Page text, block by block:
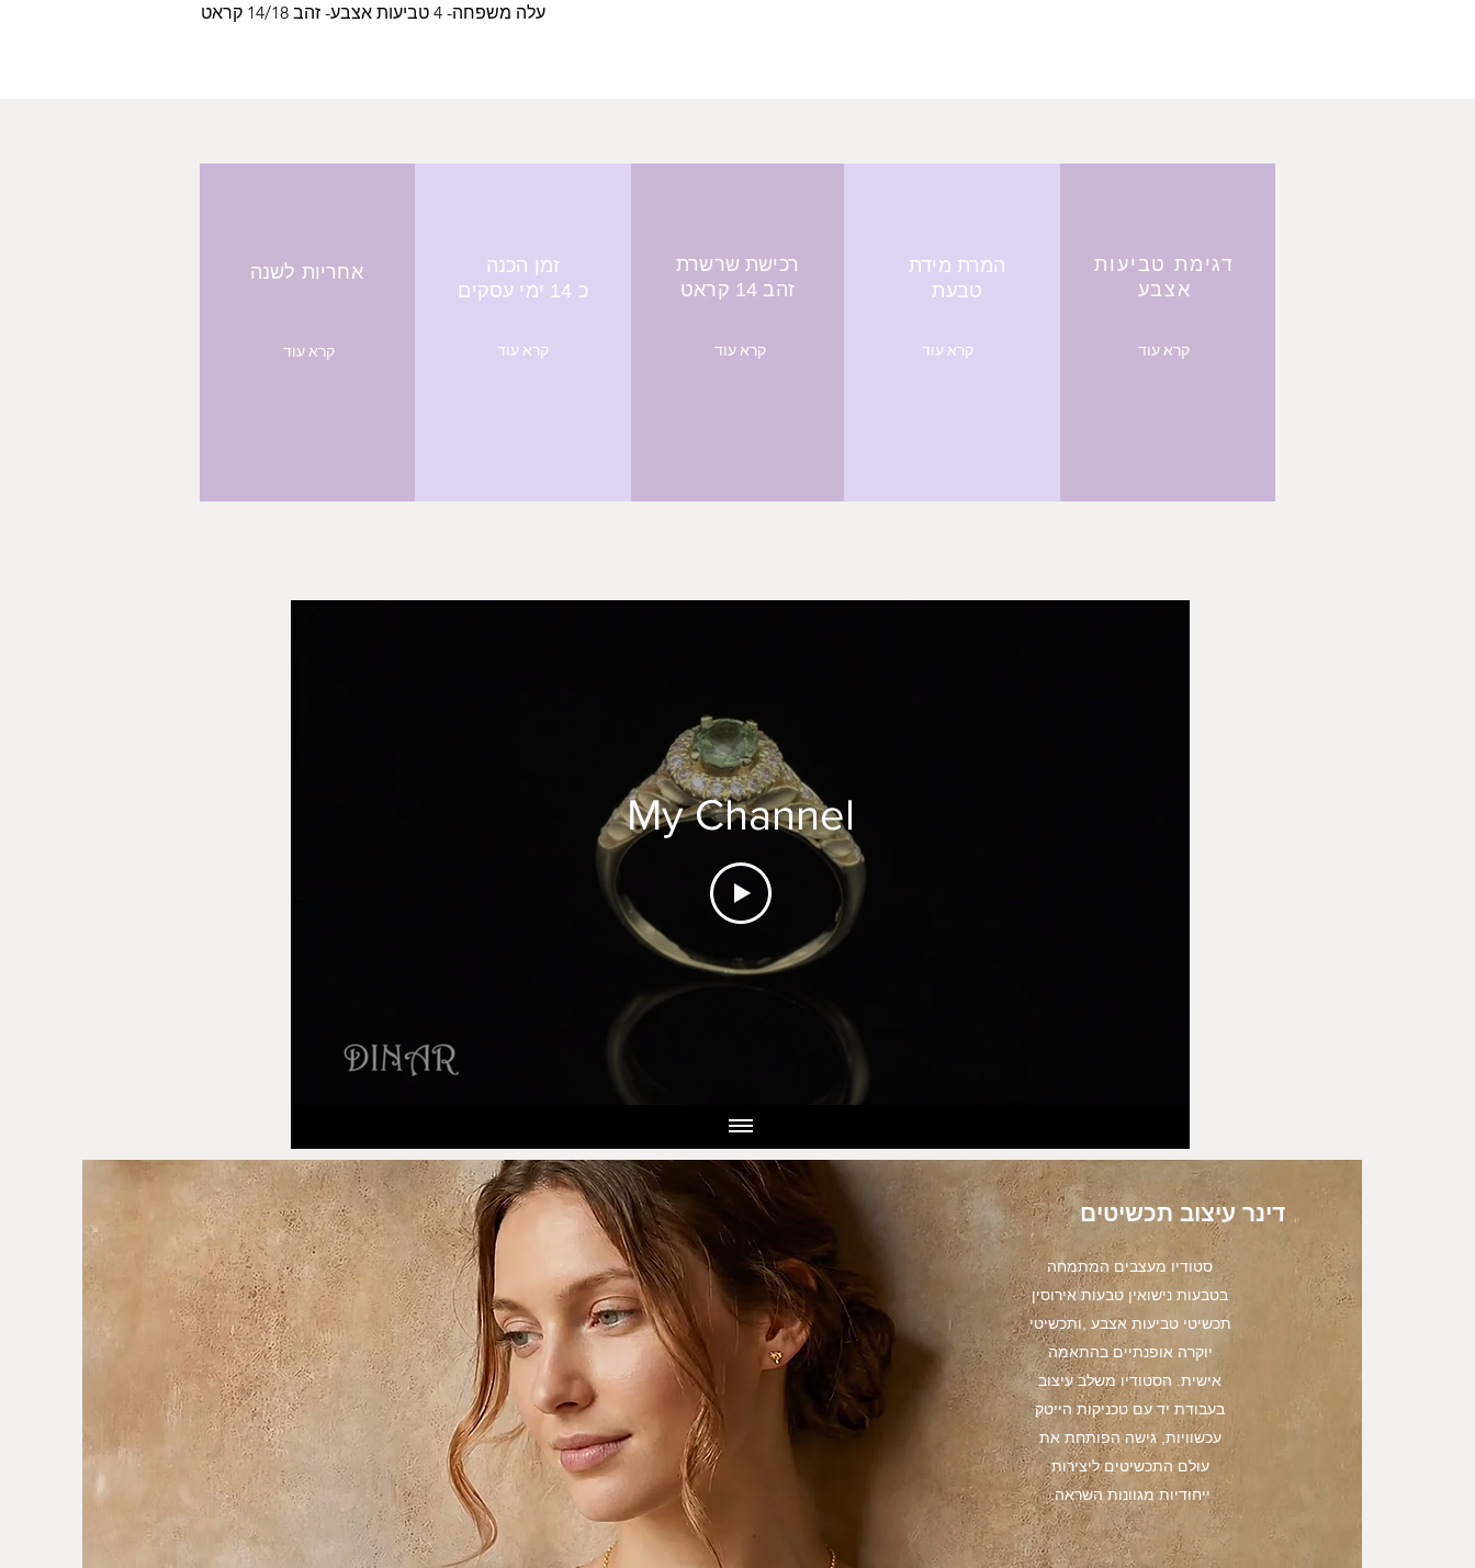
עלה משפחה- 4 טביעות אצבע- זהב 14/18 קראט
אחריות לשנה
קרא עוד
זמן הכנה
כ 14 ימי עסקים
קרא עוד
רכישת שרשרת
זהב 14 קראט
קרא עוד
המרת מידת
טבעת
קרא עוד
דגימת טביעות
אצבע
קרא עוד
My Channel
סטודיו מעצבים המתמחה
בטבעות נישואין טבעות אירוסין
תכשיטי טביעות אצבע ,ותכשיטי
יוקרה אופנתיים בהתאמה
אישית. הסטודיו משלב עיצוב
בעבודת יד עם טכניקות הייטק
עכשוויות, גישה הפותחת את
עולם התכשיטים ליצירות
ייחודיות מגוונות השראה.
דינר עיצוב תכשיטים